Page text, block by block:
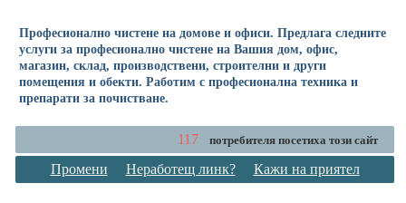
Професионално чистене на домове и офиси. Предлага следните
услуги за професионално чистене на Вашия дом, офис,
магазин, склад, производствени, строителни и други
помещения и обекти. Работим с професионална техника и
препарати за почистване.
117 потребителя посетиха този сайт
Промени Неработещ линк? Кажи на приятел